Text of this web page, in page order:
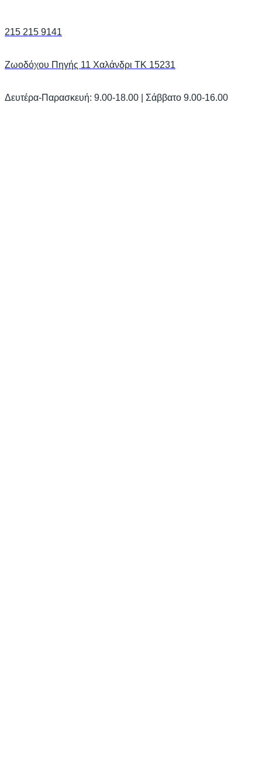
215 215 9141
Ζωοδόχου Πηγής 11 Χαλάνδρι ΤΚ 15231
Δευτέρα-Παρασκευή: 9.00-18.00 | Σάββατο 9.00-16.00